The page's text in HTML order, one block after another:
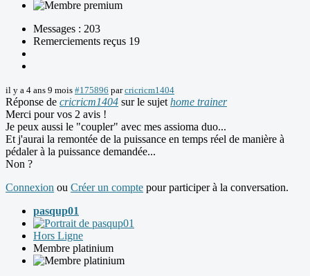
Messages : 203
Remerciements reçus 19
il y a 4 ans 9 mois #175896 parcricricm1404
Réponse de cricricm1404 sur le sujet home trainer
Merci pour vos 2 avis !
Je peux aussi le "coupler" avec mes assioma duo...
Et j'aurai la remontée de la puissance en temps réel de manière à
pédaler à la puissance demandée...
Non ?
Connexion ou Créer un compte pour participer à la conversation.
pasqup01
Hors Ligne
Membre platinium